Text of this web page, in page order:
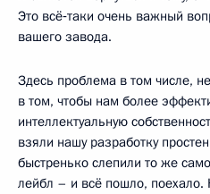
Это всё‑таки очень важный
вашего завода.
Здесь проблема в том числе,
в том, чтобы нам более
интеллектуальную
взяли нашу разработку
быстренько слепили то же
лейбл – и всё пошло, поехало.